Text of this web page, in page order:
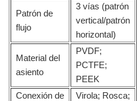
Patrón de
flujo
3 vías (patrón
vertical/patrón
horizontal)
Material del
asiento
PVDF;
PCTFE;
PEEK
Conexión de
Virola; Rosca;